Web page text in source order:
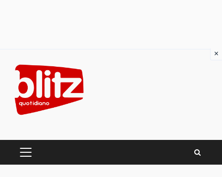
content
PRIMARY
×